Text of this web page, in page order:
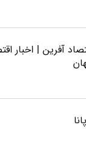
آفرین | اخبار